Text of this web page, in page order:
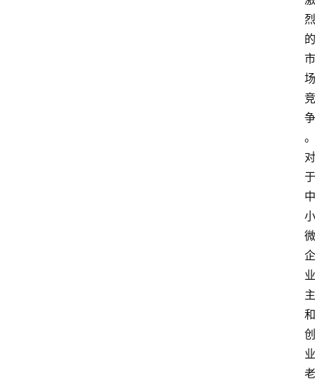
烈
的
市
场
竞
争
。
对
于
中
小
微
企
业
主
和
创
业
老